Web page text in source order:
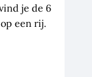
je de 6
een rij.